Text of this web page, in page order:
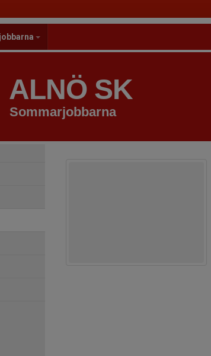
ALNÖ SK
Sommarjobbarna